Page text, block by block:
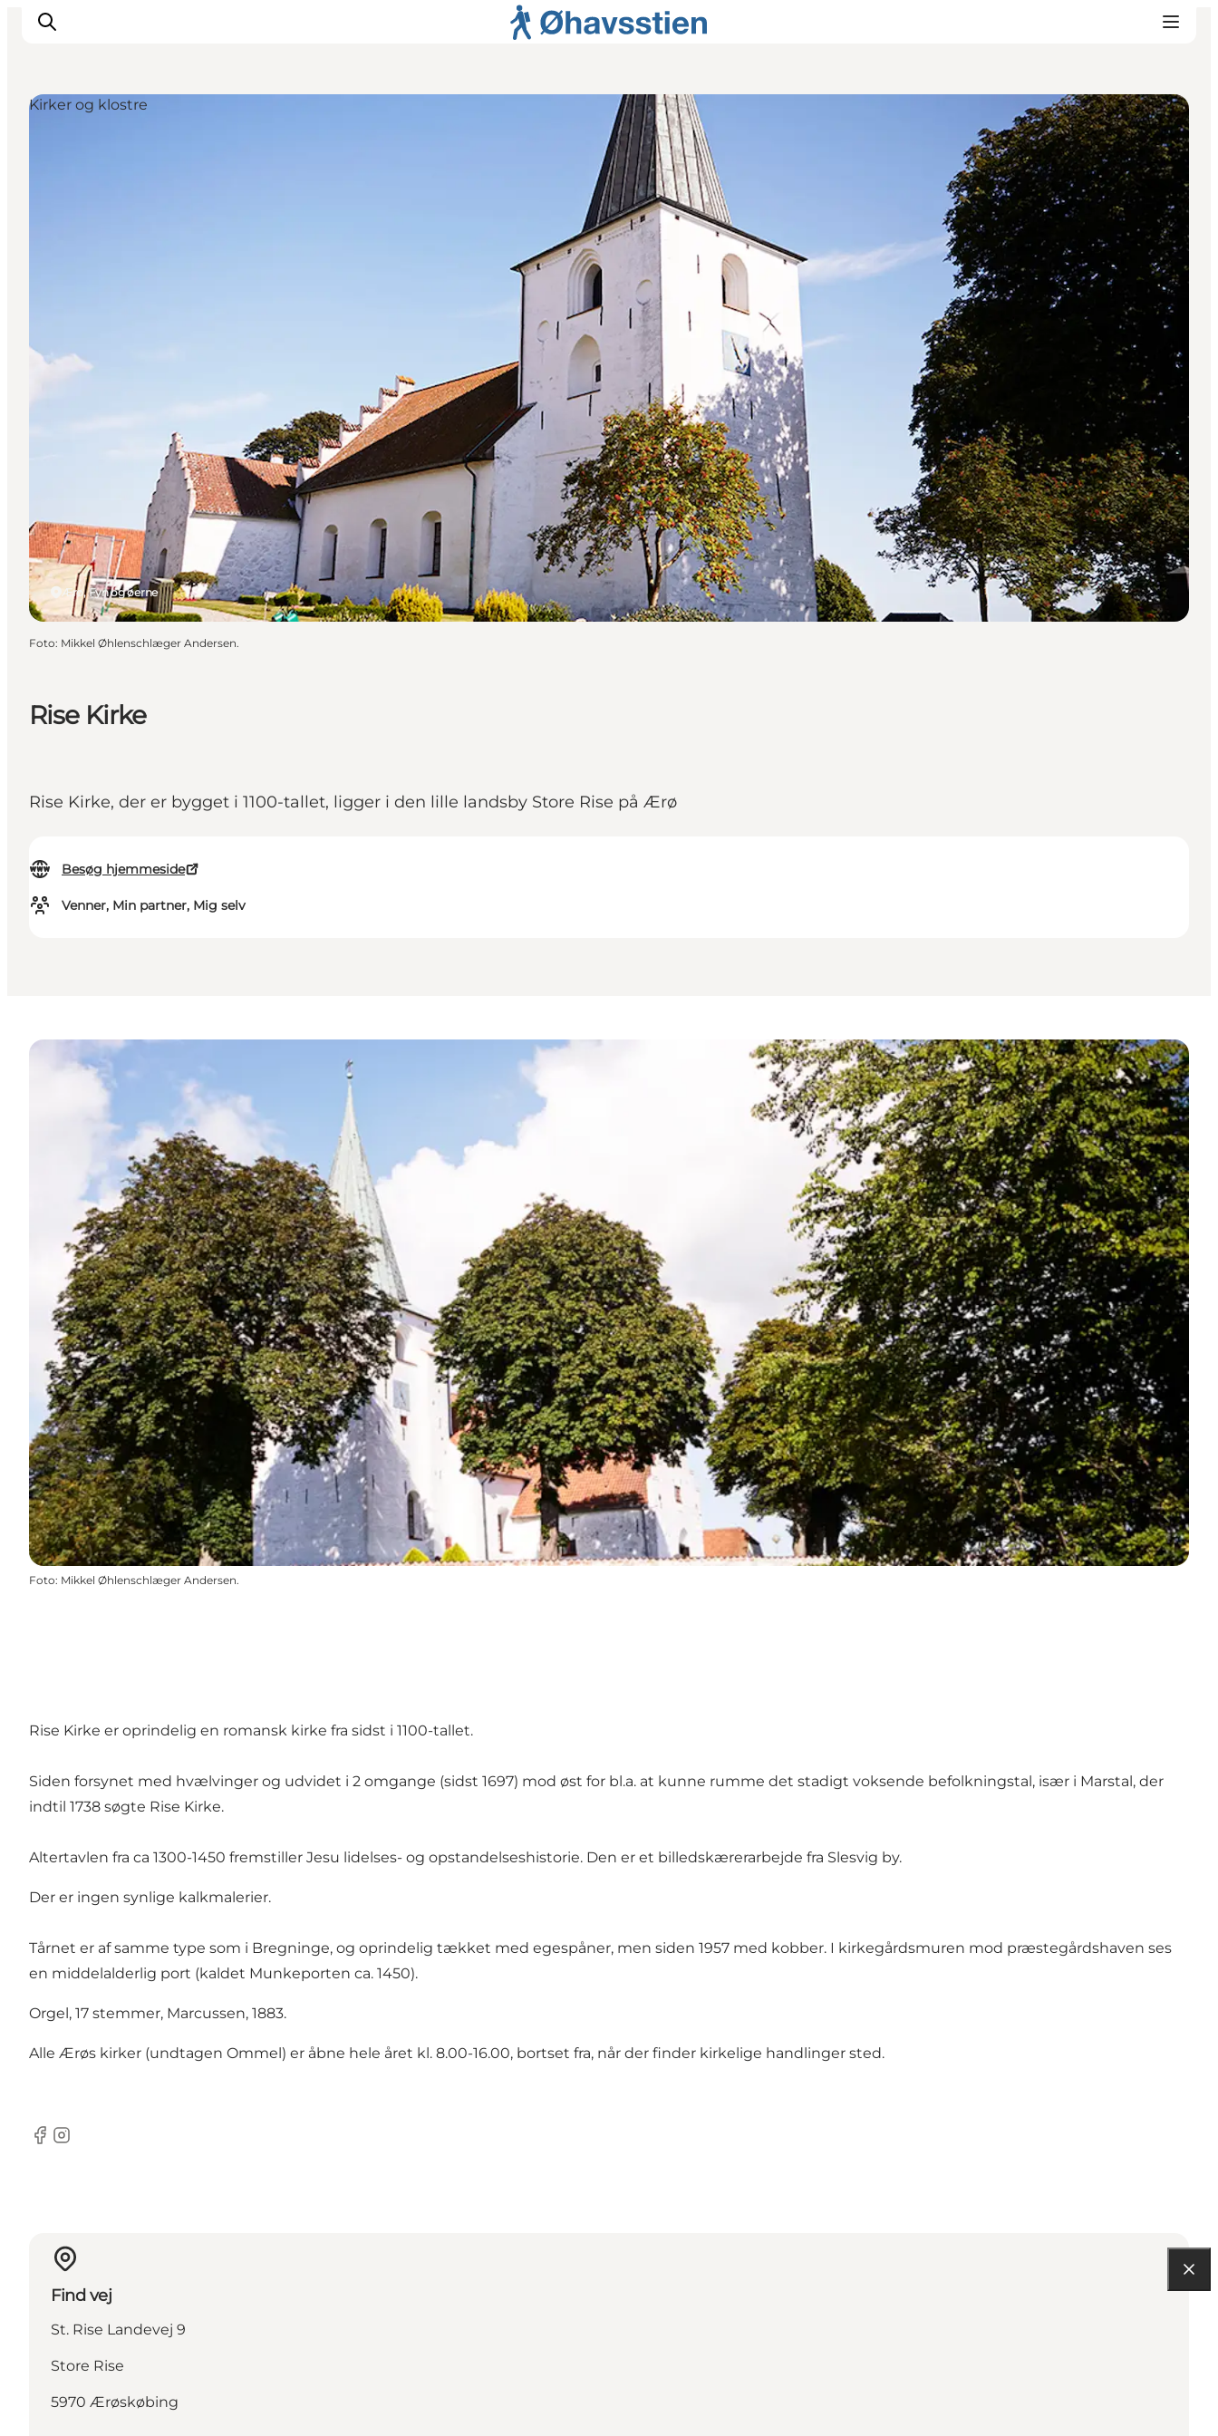
Rise Kirke
Rise Kirke, der er bygget i 1100-tallet, ligger i den lille landsby Store Rise på Ærø
Besøg hjemmeside
Venner, Min partner, Mig selv
Ærø, Fyn og øerne
Kirker og klostre
Foto: Mikkel Øhlenschlæger Andersen.
Foto: Mikkel Øhlenschlæger Andersen.
Rise Kirke er oprindelig en romansk kirke fra sidst i 1100-tallet.
Siden forsynet med hvælvinger og udvidet i 2 omgange (sidst 1697) mod øst for bl.a. at kunne rumme det stadigt voksende befolkningstal, især i Marstal, der
indtil 1738 søgte Rise Kirke.
Altertavlen fra ca 1300-1450 fremstiller Jesu lidelses- og opstandelseshistorie. Den er et billedskærerarbejde fra Slesvig by.
Der er ingen synlige kalkmalerier.
Tårnet er af samme type som i Bregninge, og oprindelig tækket med egespåner, men siden 1957 med kobber. I kirkegårdsmuren mod præstegårdshaven ses
en middelalderlig port (kaldet Munkeporten ca. 1450).
Orgel, 17 stemmer, Marcussen, 1883.
Alle Ærøs kirker (undtagen Ommel) er åbne hele året kl. 8.00-16.00, bortset fra, når der finder kirkelige handlinger sted.
Facebook
Instagram
Find vej
St. Rise Landevej 9
Store Rise
5970 Ærøskøbing